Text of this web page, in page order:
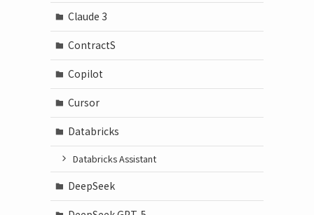
Claude 3
ContractS
Copilot
Cursor
Databricks
Databricks Assistant
DeepSeek